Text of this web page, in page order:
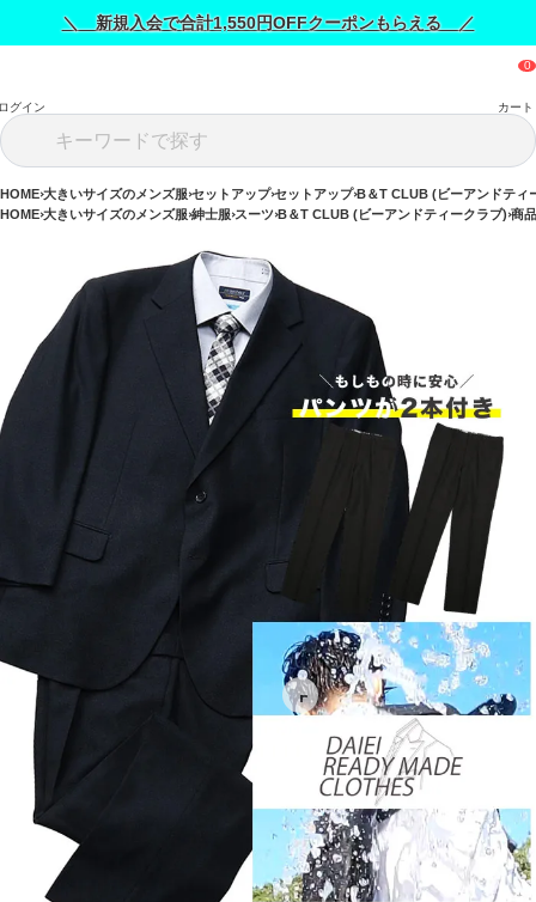
＼ 新規入会で合計1,550円OFFクーポンもらえる ／
グイン カート
HOME 大きいサイズのメンズ服 セットアップ セットアップ B＆T CLUB (ビーアンドティ
HOME 大きいサイズのメンズ服 紳士服 スーツ B＆T CLUB (ビーアンドティークラブ) 商